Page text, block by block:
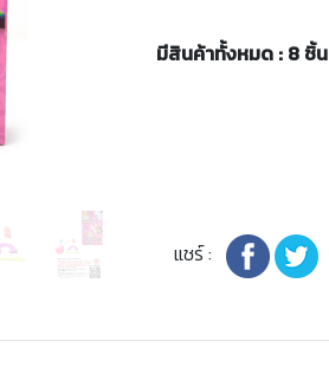
มีสินค้าทั้งหมด : 8 ชิ้น
แชร์ :